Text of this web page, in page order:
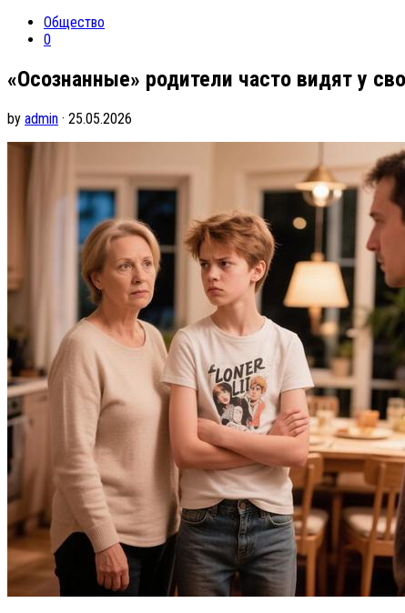
Общество
0
«Осознанные» родители часто видят у
by admin · 25.05.2026